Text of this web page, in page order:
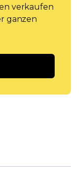
verkaufen
ganzen